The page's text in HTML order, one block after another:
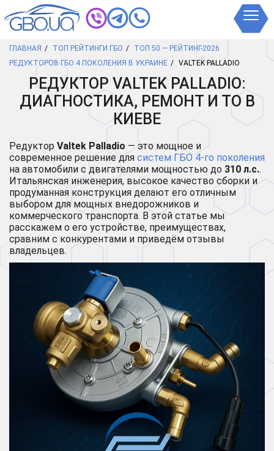
ГЛАВНАЯ ТОП РЕЙТИНГИ ГБО
ТОП 50 — РЕЙТИНГ-2026
РЕДУКТОРОВ ГБО 4 ПОКОЛЕНИЯ В УКРАИНЕ
VALTEK PALLADIO
РЕДУКТОР VALTEK PALLADIO:
ДИАГНОСТИКА, РЕМОНТ И ТО В
КИЕВЕ
Редуктор Valtek Palladio — это мощное и
современное решение для систем ГБО 4-го поколения
на автомобили с двигателями мощностью до 310 л.с..
Итальянская инженерия, высокое качество сборки и
продуманная конструкция делают его отличным
выбором для мощных внедорожников и
коммерческого транспорта. В этой статье мы
расскажем о его устройстве, преимуществах,
сравним с конкурентами и приведём отзывы
владельцев.